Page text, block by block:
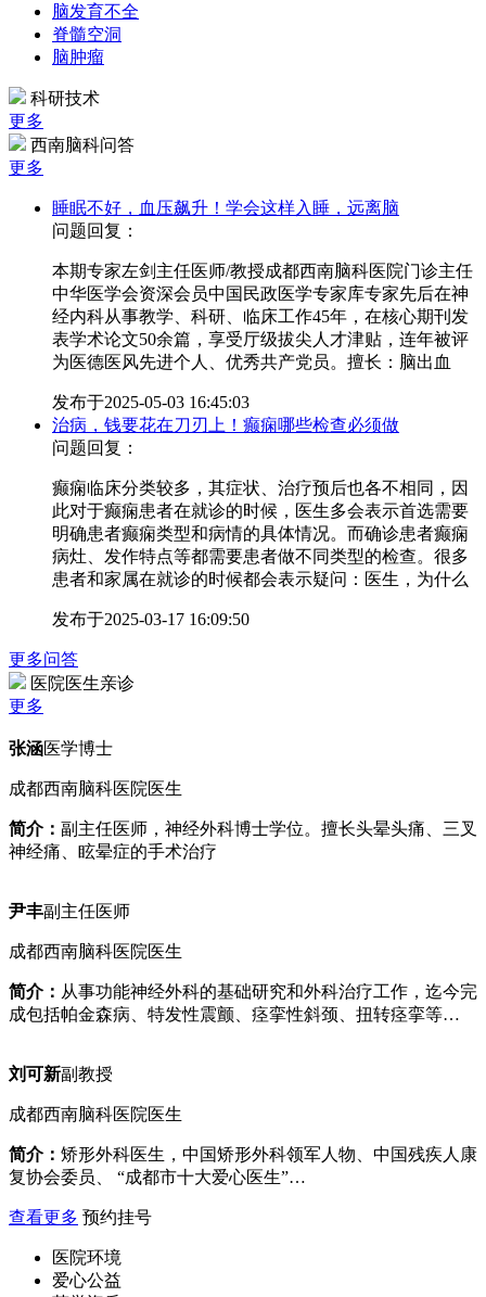
脑发育不全
脊髓空洞
脑肿瘤
科研技术
更多
西南脑科问答
更多
睡眠不好，血压飙升！学会这样入睡，远离脑
问题回复：
本期专家左剑主任医师/教授成都西南脑科医院门诊主任
中华医学会资深会员中国民政医学专家库专家先后在神
经内科从事教学、科研、临床工作45年，在核心期刊发
表学术论文50余篇，享受厅级拔尖人才津贴，连年被评
为医德医风先进个人、优秀共产党员。擅长：脑出血
发布于2025-05-03 16:45:03
治病，钱要花在刀刃上！癫痫哪些检查必须做
问题回复：
癫痫临床分类较多，其症状、治疗预后也各不相同，因
此对于癫痫患者在就诊的时候，医生多会表示首选需要
明确患者癫痫类型和病情的具体情况。而确诊患者癫痫
病灶、发作特点等都需要患者做不同类型的检查。很多
患者和家属在就诊的时候都会表示疑问：医生，为什么
发布于2025-03-17 16:09:50
更多问答
医院医生亲诊
更多
张涵医学博士
成都西南脑科医院医生
简介： 副主任医师，神经外科博士学位。擅长头晕头痛、三叉
神经痛、眩晕症的手术治疗
尹丰副主任医师
成都西南脑科医院医生
简介： 从事功能神经外科的基础研究和外科治疗工作，迄今完
成包括帕金森病、特发性震颤、痉挛性斜颈、扭转痉挛等…
刘可新副教授
成都西南脑科医院医生
简介： 矫形外科医生，中国矫形外科领军人物、中国残疾人康
复协会委员、 “成都市十大爱心医生”…
查看更多 预约挂号
医院环境
爱心公益